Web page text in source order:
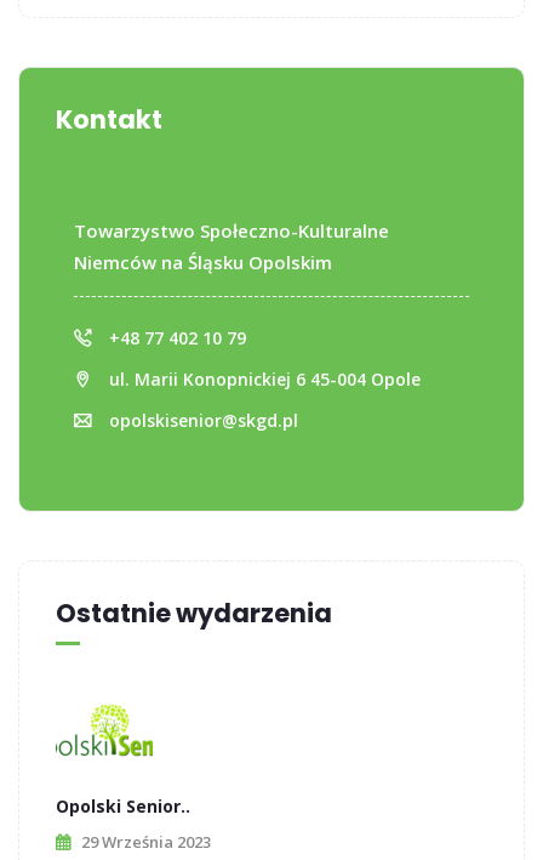
Kontakt
Towarzystwo Społeczno-Kulturalne
Niemców na Śląsku Opolskim
+48 77 402 10 79
ul. Marii Konopnickiej 6 45-004 Opole
opolskisenior@skgd.pl
Ostatnie wydarzenia
Opolski Senior..
29 Września 2023